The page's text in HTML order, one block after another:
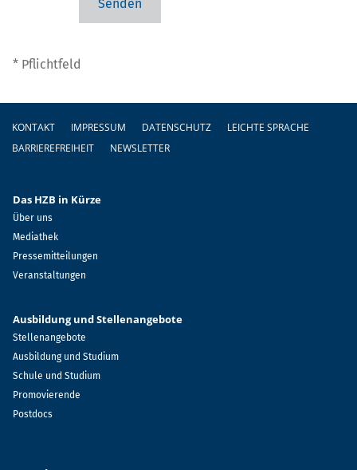
* Pflichtfeld
Fußzeile
KONTAKT IMPRESSUM DATENSCHUTZ
LEICHTE SPRACHE
BARRIEREFREIHEIT
NEWSLETTER
Das HZB in Kürze
Über uns
Mediathek
Pressemitteilungen
Veranstaltungen
Ausbildung und Stellenangebote
Stellenangebote
Ausbildung und Studium
Schule und Studium
Promovierende
Postdocs